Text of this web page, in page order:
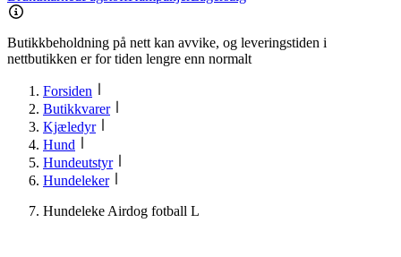
Butikkbeholdning på nett kan avvike, og leveringstiden i
nettbutikken er for tiden lengre enn normalt
Forsiden
Butikkvarer
Kjæledyr
Hund
Hundeutstyr
Hundeleker
Hundeleke Airdog fotball L